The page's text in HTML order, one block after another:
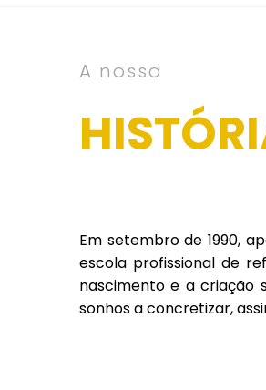
A nossa
Em setembro de 1990,
escola profissional de
nascimento e a criação
sonhos a concretizar,